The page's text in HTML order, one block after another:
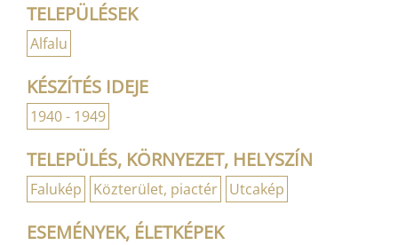
TELEPÜLÉSEK
Alfalu
KÉSZÍTÉS IDEJE
1940 - 1949
TELEPÜLÉS, KÖRNYEZET, HELYSZÍN
Falukép Közterület, piactér Utcakép
ESEMÉNYEK, ÉLETKÉPEK